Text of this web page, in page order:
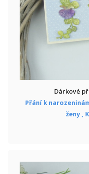
Dárkové
Přání k
ženy ,